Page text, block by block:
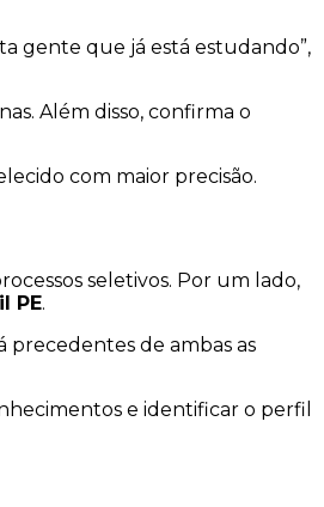
gente que já está estudando”,
Além disso, confirma o
com maior precisão.
seletivos. Por um lado,
PE.
precedentes de ambas as
e identificar o perfil